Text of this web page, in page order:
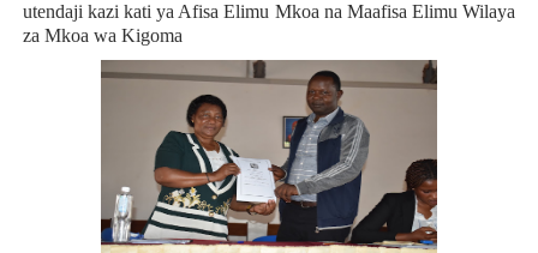
utendaji kazi kati ya Afisa Elimu Mkoa na Maafisa Elimu Wilaya
za Mkoa wa Kigoma